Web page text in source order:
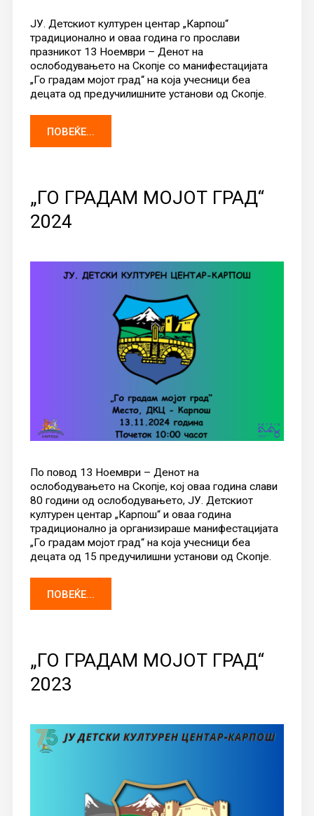
ЈУ. Детскиот културен центар „Карпош“
традиционално и оваа година го прослави
празникот 13 Ноември – Денот на
ослободувањето на Скопје со манифестацијата
„Го градам мојот град“ на која учесници беа
децата од предучилишните установи од Скопје.
ПОВЕЌЕ...
„ГО ГРАДАМ МОЈОТ ГРАД“
2024
По повод 13 Ноември – Денот на
ослободувањето на Скопје, кој оваа година слави
80 години од ослободувањето, ЈУ. Детскиот
културен центар „Карпош“ и оваа година
традиционално ја организираше манифестацијата
„Го градам мојот град“ на која учесници беа
децата од 15 предучилишни установи од Скопје.
ПОВЕЌЕ...
„ГО ГРАДАМ МОЈОТ ГРАД“
2023